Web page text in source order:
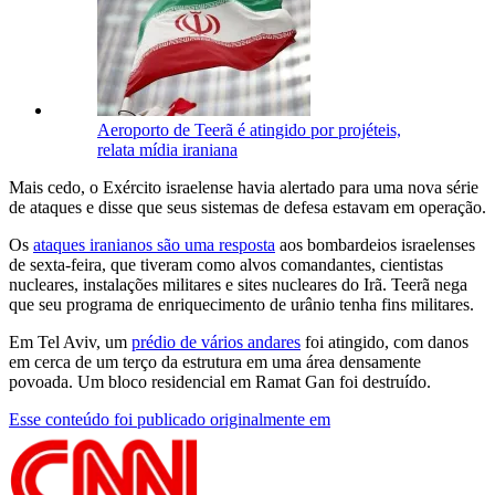
Aeroporto de Teerã é atingido por projéteis,
relata mídia iraniana
Mais cedo, o Exército israelense havia alertado para uma nova série
de ataques e disse que seus sistemas de defesa estavam em operação.
Os ataques iranianos são uma resposta aos bombardeios israelenses
de sexta-feira, que tiveram como alvos comandantes, cientistas
nucleares, instalações militares e sites nucleares do Irã. Teerã nega
que seu programa de enriquecimento de urânio tenha fins militares.
Em Tel Aviv, um prédio de vários andares foi atingido, com danos
em cerca de um terço da estrutura em uma área densamente
povoada. Um bloco residencial em Ramat Gan foi destruído.
Esse conteúdo foi publicado originalmente em